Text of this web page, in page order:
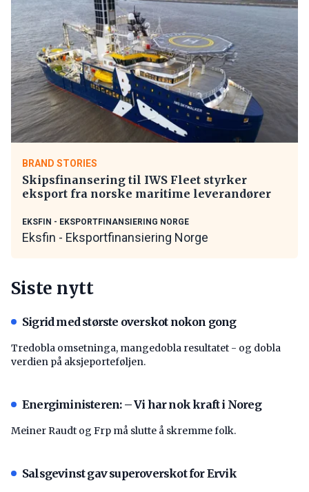
BRAND STORIES
Skipsfinansering til IWS Fleet styrker
eksport fra norske maritime leverandører
EKSFIN - EKSPORTFINANSIERING NORGE
Eksfin - Eksportfinansiering Norge
Siste nytt
Sigrid med største overskot nokon gong
Tredobla omsetninga, mangedobla resultatet - og dobla
verdien på aksjeporteføljen.
Energiministeren: – Vi har nok kraft i Noreg
Meiner Raudt og Frp må slutte å skremme folk.
Salsgevinst gav superoverskot for Ervik